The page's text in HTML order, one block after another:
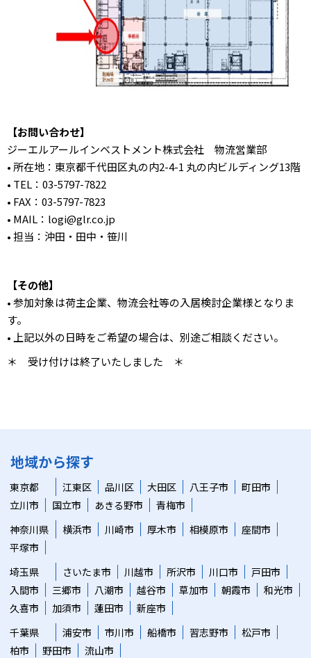
【お問い合わせ】
ジーエルアールインベストメント株式会社 物流営業部
• 所在地：東京都千代田区丸の内2-4-1 丸の内ビルディング13階
• TEL：03-5797-7822
• FAX：03-5797-7823
• MAIL：logi@glr.co.jp
• 担当：沖田・田中・笹川
【その他】
• 参加対象は荷主企業、物流会社等の入居検討企業様となりま
す。
• 上記以外の日時をご希望の場合は、別途ご相談ください。
＊ 受け付けは終了いたしました ＊
地域から探す
東京都 江東区 品川区 大田区 八王子市
町田市
立川市
国立市 あきる野市
青梅市
神奈川県
横浜市 川崎市 厚木市 相模原市
座間市
平塚市
埼玉県
さいたま市 川越市 所沢市 川口市
戸田市
入間市
三郷市 八潮市 越谷市 草加市 朝霞市
和光市
久喜市
加須市 蓮田市
新座市
千葉県
浦安市 市川市 船橋市 習志野市
松戸市
柏市
野田市
流山市